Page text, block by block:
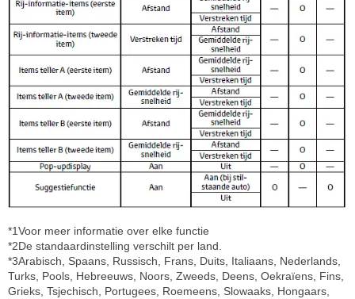
*1Voor meer informatie over elke functie
*2De standaardinstelling verschilt per land.
*3Arabisch, Spaans, Russisch, Frans, Duits, Italiaans, Nederlands,
Turks, Pools, Hebreeuws, Noors, Zweeds, Deens, Oekraïens, Fins,
Grieks, Tsjechisch, Portugees, Roemeens, Slowaaks, Hongaars,